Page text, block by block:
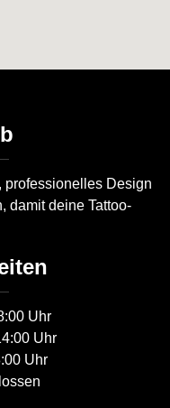
professionelles Design
damit deine Tattoo-
Uhr
Uhr
Uhr